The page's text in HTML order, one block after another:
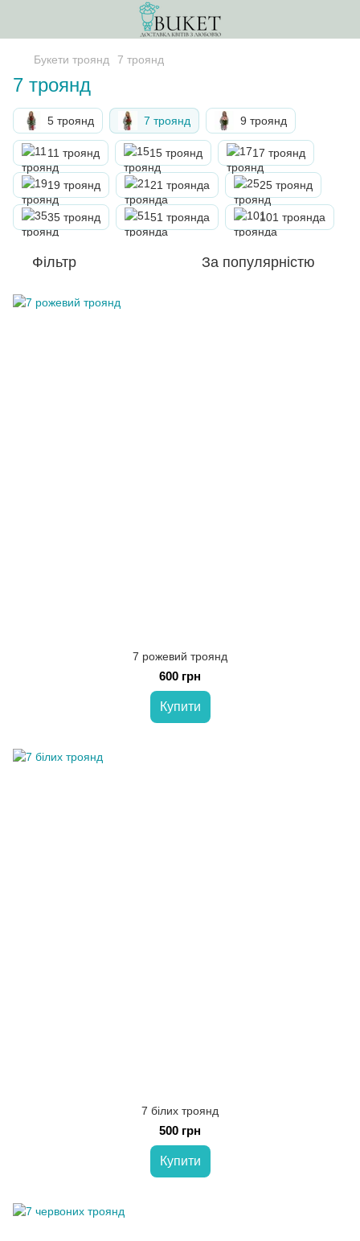
Букети троянд 7 троянд
7 троянд
5 троянд 7 троянд 9 троянд
11 троянд 15 троянд 17 троянд
19 троянд 21 троянда 25 троянд
35 троянд 51 троянда 101 троянда
Фільтр За популярністю
7 рожевий троянд
600 грн
Купити
7 білих троянд
500 грн
Купити